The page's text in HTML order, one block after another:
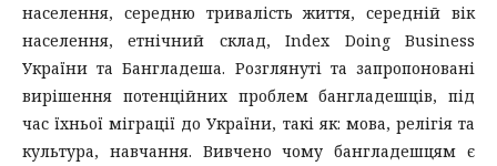
населення, середню тривалість життя, середній вік
населення, етнічний склад, Index Doing Business
України та Бангладеша. Розглянуті та запропоновані
вирішення потенційних проблем бангладешців, під
час їхньої міграції до України, такі як: мова, релігія та
культура, навчання. Вивчено чому бангладешцям є